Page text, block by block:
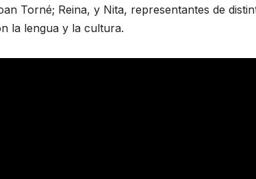
Torné; Reina, y Nita, representantes de
la lengua y la cultura.